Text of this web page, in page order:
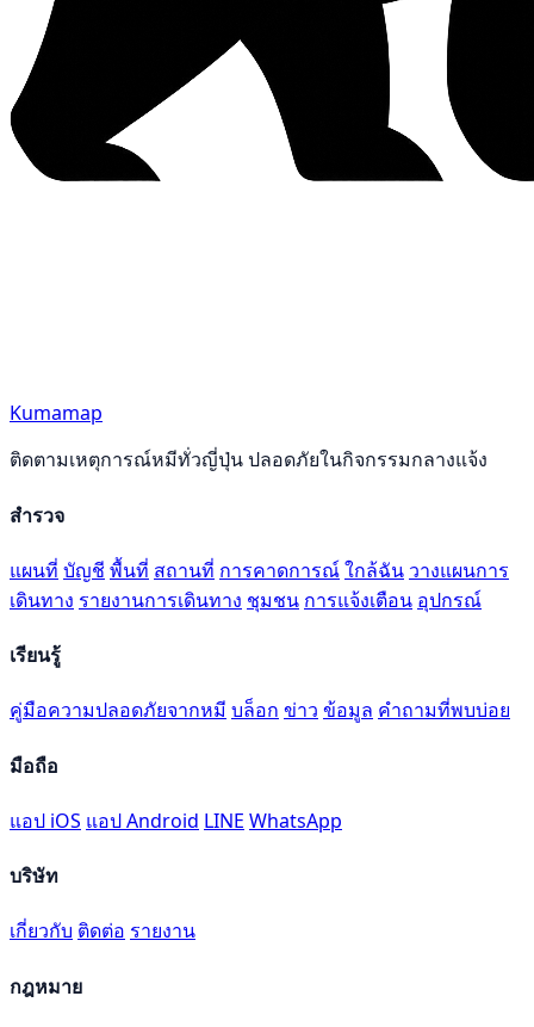
Kumamap
ติดตามเหตุการณ์หมีทั่วญี่ปุ่น ปลอดภัยในกิจกรรมกลางแจ้ง
สำรวจ
แผนที่ บัญชี พื้นที่ สถานที่ การคาดการณ์ใกล้ฉัน วางแผนการ
เดินทาง รายงานการเดินทาง ชุมชน การแจ้งเตือน อุปกรณ์
เรียนรู้
คู่มือความปลอดภัยจากหมี บล็อก ข่าว ข้อมูล คำถามที่พบบ่อย
มือถือ
แอป iOS แอป Android LINE WhatsApp
บริษัท
เกี่ยวกับ ติดต่อ รายงาน
กฎหมาย